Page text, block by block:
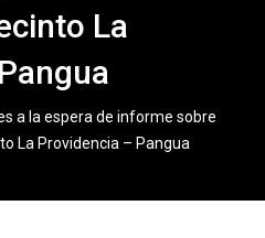
La
a la espera de informe sobre
La Providencia – Pangua